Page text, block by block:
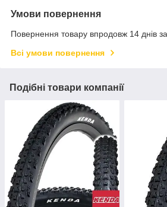
Умови повернення
Повернення товару впродовж 14 днів
Всі умови повернення
Подібні товари компанії